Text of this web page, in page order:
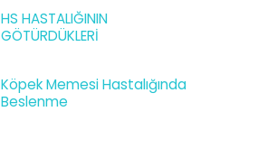
HS HASTALIĞININ
GÖTÜRDÜKLERİ
Köpek Memesi Hastalığında
Beslenme